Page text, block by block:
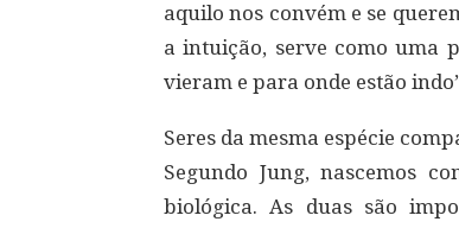
aquilo nos convém e se
a intuição, serve como uma
vieram e para onde estão
Seres da mesma espécie
Segundo Jung, nascemos
biológica. As duas são